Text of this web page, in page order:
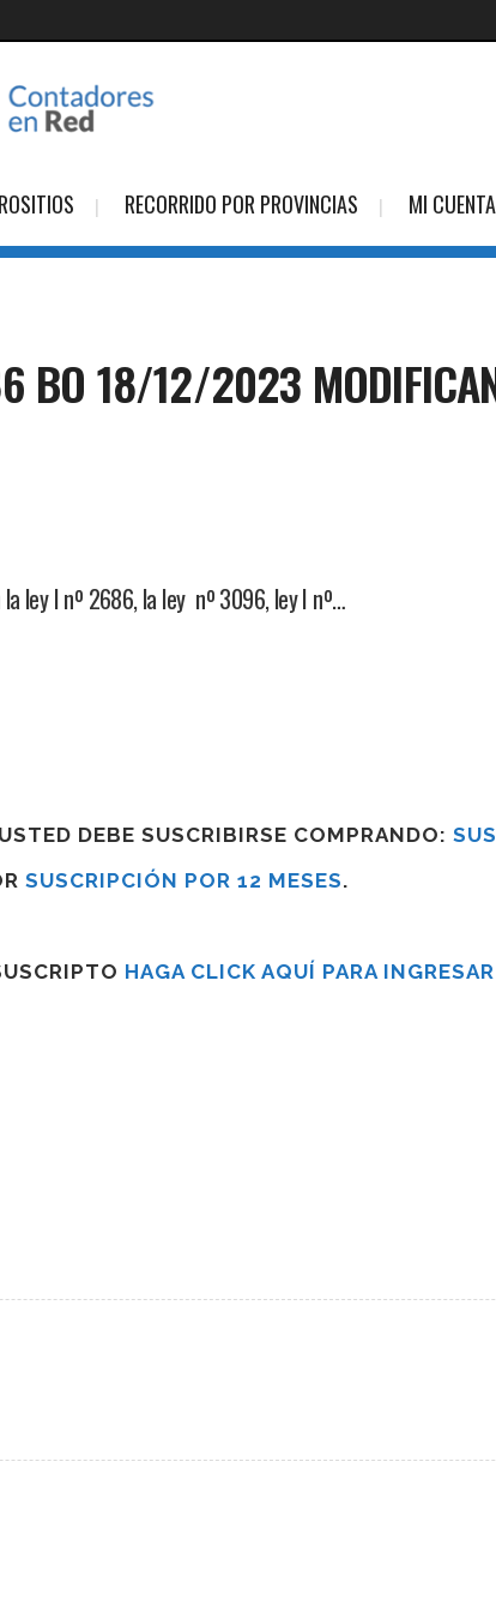
RECORRIDO POR PROVINCIAS MI CUENTA
BO 18/12/2023
ley I nº 2686, la ley nº 3096, ley I nº…
DEBE SUSCRIBIRSE COMPRANDO:
SUSCRIPCIÓN POR 12 MESES.
HAGA CLICK AQUÍ PARA